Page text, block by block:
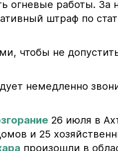
огневые работы. За
штраф по
чтобы не
немедленно
26 июля в
и 25
произошли в